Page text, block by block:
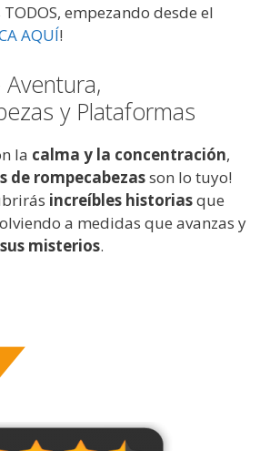
empezando desde el
AQUÍ!
y Plataformas
la calma y la concentración,
de rompecabezasson lo tuyo!
increíbles historiasque
a medidas que avanzas y
misterios.